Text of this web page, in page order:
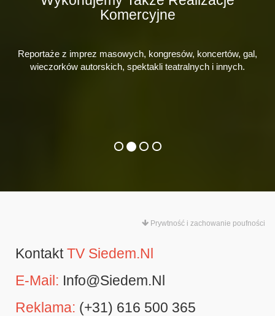
Komercyjne
Reportaże z imprez masowych, kongresów, koncertów, gal,
wieczorków autorskich, spektakli teatralnych i innych.
Prywtność i zachowanie poufności
Kontakt TV Siedem.nl
E-Mail: Info@siedem.nl
Reklama: (+31) 616 500 365